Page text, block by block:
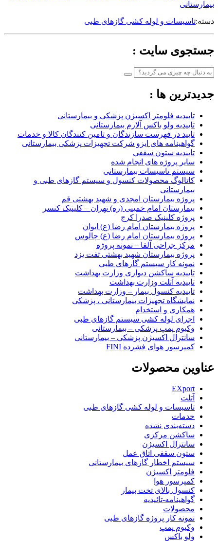
بیمارستانی
دسته:تاسیسات و لوله کشی گازهای طبی
جستجوی سایت :
جدیدترین ها :
تاییدیه فلومتر اکسیژن پزشکی و بیمارستانی
تاییدیه ولو باکس آلارم بیمارستانی
تایید در فهرست سازندگان و تامین کنندگان کالا و خدمات
گواهینامه های ایزو شرکت تجهیزات پزشکی بیمارستانی
تاییدیه ستون سقفی
سایر پروژه های انجام شده
سیستم تاسیسات بیمارستانی
کاتالوگ محصولات کنسول و سیستم گازهای طبی و
بیمارستانی
پروژه بیمارستان امجدی و شهید بهشتی قم
بیمارستان امام خمینی (ره) تهران – کلینیک کنسر
پروژه کلینیک صدرا کرج
پروژه بیمارستان امام رضا (ع) ایوان
پروژه بیمارستان امام رضا (ع) چالوس
مرکز جراحی آلفا – نمونه پروژه
پروژه بیمارستان شهید بهشتی تفت یزد
نمونه کار سیستم گازهای طبی
تاییدیه ساکشن دیواری وزارت بهداشت
تاییدیه آتلت وزارت بهداشت
تاییدیه کنسول بیمار – وزارت بهداشت
نمایشگاه تجهیزات بیمارستانی ، پزشکی
همکاری و استخدام
اجرای لوله کشی سیستم گازهای طبی
وکیوم پمپ پزشکی – بیمارستانی
سانترال اکسیژن پزشکی – بیمارستانی
کمپرسور هوای فشرده FINI
عناوین محصولات
EXport
آتلت
تاسیسات و لوله کشی گازهای طبی
خدمات
دسته‌بندی نشده
ساکشن مرکزی
سانترال اکسیژن
ستون سقفی اتاق عمل
سیستم اخطار گازهای بیمارستانی
فلومتر اکسیژن
کمپرسور هوا
کنسول بالای تخت بیمار
گواهینامه-تائیدیه
محصولات
نمونه کار پروژه گازهای طبی
وکیوم پمپ
ولو باکس